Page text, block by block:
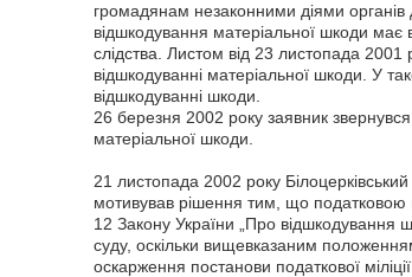
громадянам незаконними діями органів
відшкодування матеріальної шкоди має
слідства. Листом від 23 листопада 2001
відшкодуванні матеріальної шкоди. У
відшкодуванні шкоди.
26 березня 2002 року заявник звернувся
матеріальної шкоди.
21 листопада 2002 року
мотивував рішення тим, що податковою
12 Закону України „Про відшкодування
суду, оскільки вищевказаним
оскарження постанови податкової